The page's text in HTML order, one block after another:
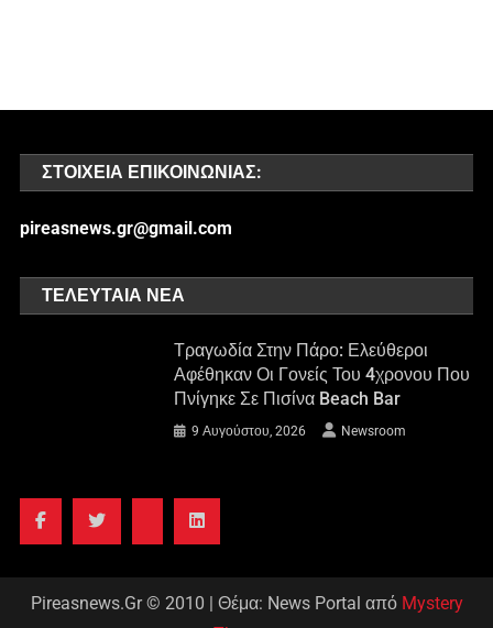
ΣΤΟΙΧΕΊΑ ΕΠΙΚΟΙΝΩΝΊΑΣ:
pireasnews.gr@gmail.com
ΤΕΛΕΥΤΑΊΑ ΝΈΑ
Τραγωδία Στην Πάρο: Ελεύθεροι
Αφέθηκαν Οι Γονείς Του 4χρονου Που
Πνίγηκε Σε Πισίνα Beach Bar
9 Αυγούστου, 2026 Newsroom
Pireasnews.Gr © 2010 | Θέμα: News Portal από Mystery